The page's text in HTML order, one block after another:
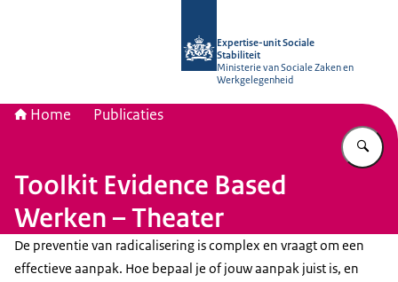
Expertise-unit Sociale
Stabiliteit
Ministerie van Sociale Zaken en
Werkgelegenheid
Home Publicaties
Toolkit Evidence Based
Werken – Theater
De preventie van radicalisering is complex en vraagt om een
effectieve aanpak. Hoe bepaal je of jouw aanpak juist is, en